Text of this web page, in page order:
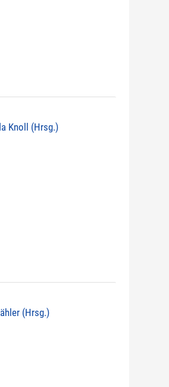
Knoll (Hrsg.)
(Hrsg.)